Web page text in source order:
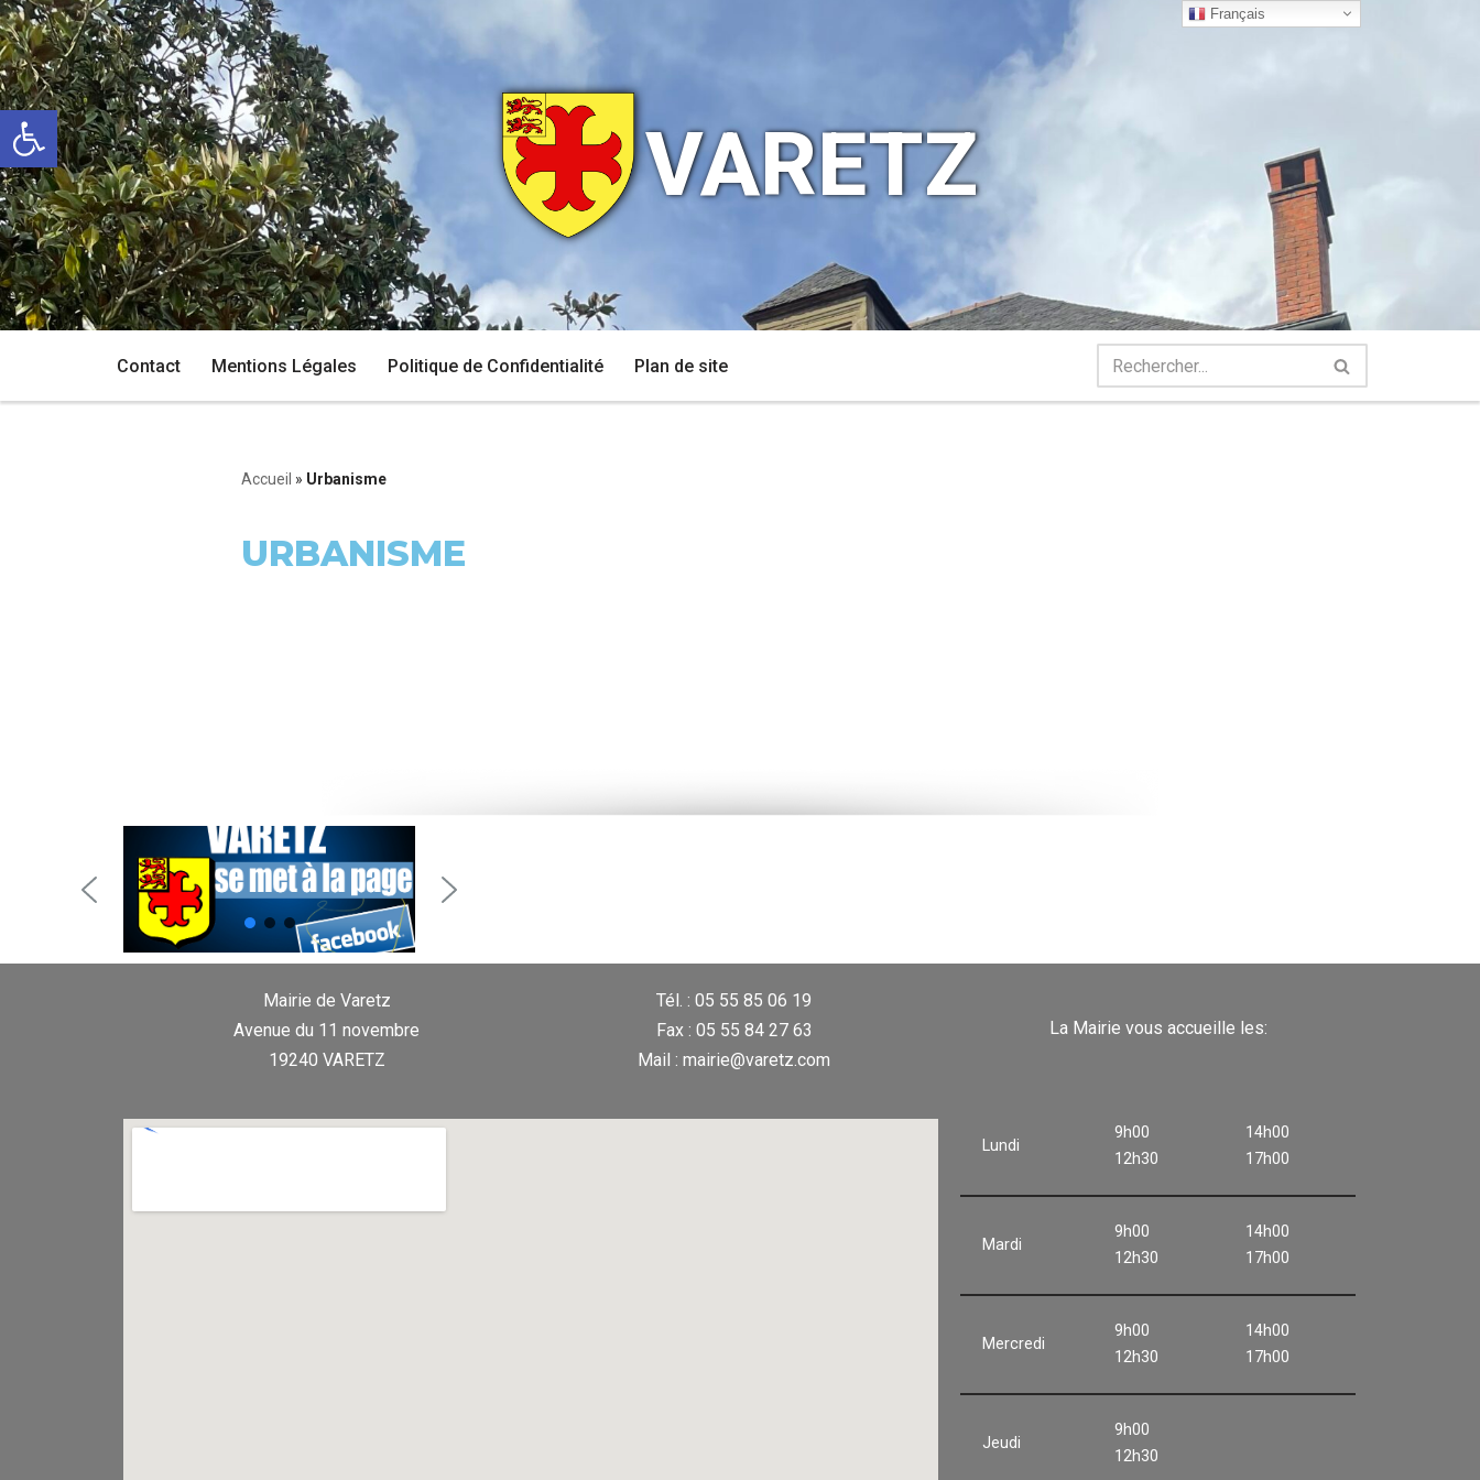
Ouvrir la barre d’outils
Aller
au
contenu
VARETZ
Contact Mentions Légales Politique de Confidentialité Plan de site
Accueil » Urbanisme
URBANISME
Mairie de Varetz
Avenue du 11 novembre
19240 VARETZ
Tél. : 05 55 85 06 19
Fax : 05 55 84 27 63
Mail : mairie@varetz.com
La Mairie vous accueille les:
Lundi
9h00
12h30
14h00
17h00
Mardi
9h00
12h30
14h00
17h00
Mercredi
9h00
12h30
14h00
17h00
Jeudi
9h00
12h30
Français